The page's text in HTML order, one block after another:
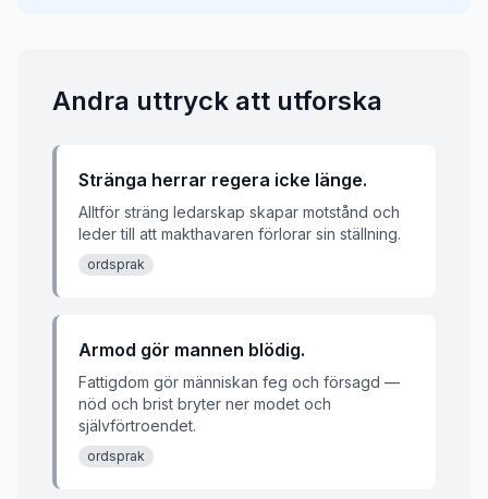
Andra uttryck att utforska
Stränga herrar regera icke länge.
Alltför sträng ledarskap skapar motstånd och
leder till att makthavaren förlorar sin ställning.
ordsprak
Armod gör mannen blödig.
Fattigdom gör människan feg och försagd —
nöd och brist bryter ner modet och
självförtroendet.
ordsprak